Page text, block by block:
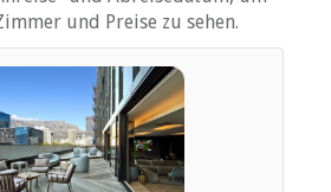
AUF DEM GELÄNDE
und Preise zu sehen.